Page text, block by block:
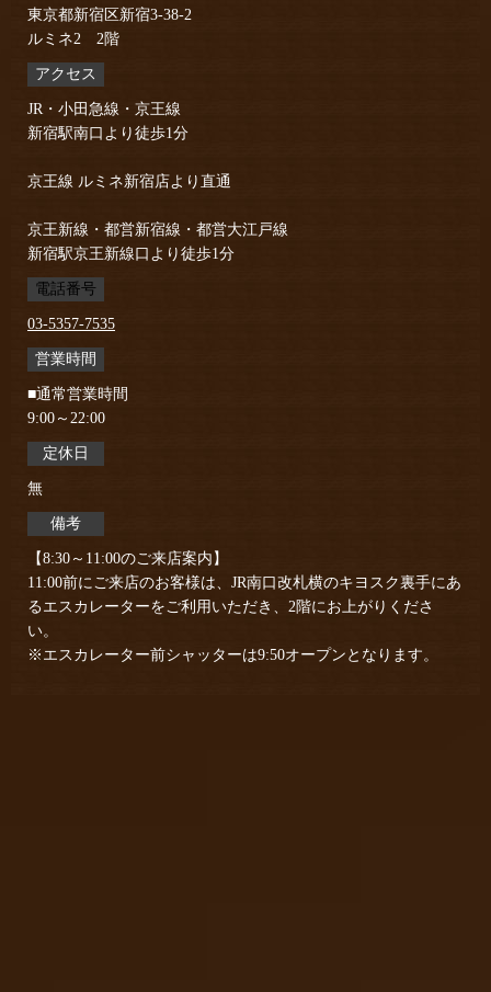
東京都新宿区新宿3-38-2
ルミネ2 2階
アクセス
JR・小田急線・京王線
新宿駅南口より徒歩1分
京王線 ルミネ新宿店より直通
京王新線・都営新宿線・都営大江戸線
新宿駅京王新線口より徒歩1分
電話番号
03-5357-7535
営業時間
■通常営業時間
9:00～22:00
定休日
無
備考
【8:30～11:00のご来店案内】
11:00前にご来店のお客様は、JR南口改札横のキヨスク裏手にあ
るエスカレーターをご利用いただき、2階にお上がりくださ
い。
※エスカレーター前シャッターは9:50オープンとなります。